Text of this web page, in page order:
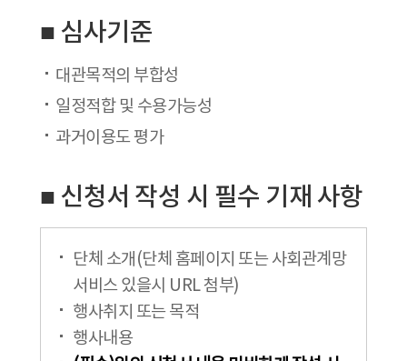
■ 심사기준
대관목적의 부합성
일정적합 및 수용가능성
과거이용도 평가
■ 신청서 작성 시 필수 기재 사항
단체 소개(단체 홈페이지 또는 사회관계망
서비스 있을시 URL 첨부)
행사취지 또는 목적
행사내용